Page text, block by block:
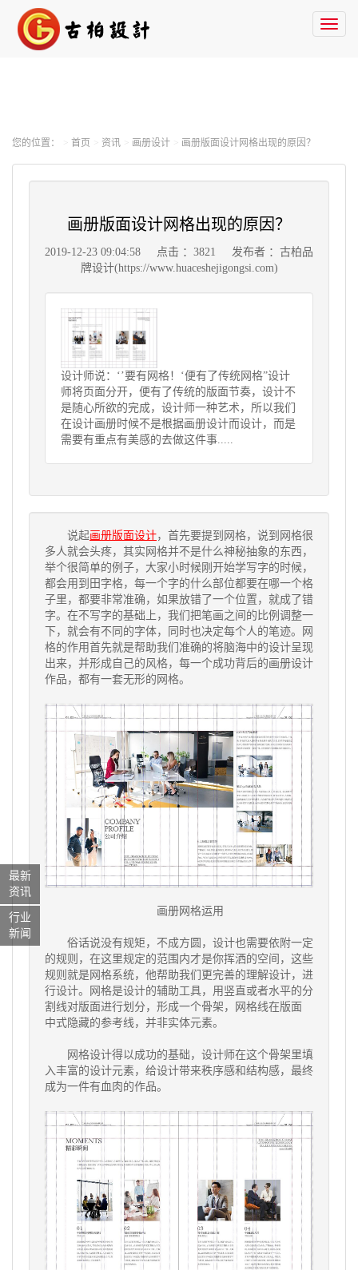
您的位置： 首页 资讯 画册设计 画册版面设计网格出现的原因？
画册版面设计网格出现的原因？
2019-12-23 09:04:58 点击 ：3821
发布者 ：古柏品
牌设计(https://www.huaceshejigongsi.com)
设计师说：‘’要有网格！‘便有了传统网格”设计
师将页面分开，便有了传统的版面节奏，设计不
是随心所欲的完成，设计师一种艺术，所以我们
在设计画册时候不是根据画册设计而设计，而是
需要有重点有美感的去做这件事.....
说起画册版面设计，首先要提到网格，说到网格很
多人就会头疼，其实网格并不是什么神秘抽象的东西，
举个很简单的例子，大家小时候刚开始学写字的时候，
都会用到田字格，每一个字的什么部位都要在哪一个格
子里，都要非常准确，如果放错了一个位置，就成了错
字。在不写字的基础上，我们把笔画之间的比例调整一
下，就会有不同的字体，同时也决定每个人的笔迹。网
格的作用首先就是帮助我们准确的将脑海中的设计呈现
出来，并形成自己的风格，每一个成功背后的画册设计
作品，都有一套无形的网格。
画册网格运用
俗话说没有规矩，不成方圆，设计也需要依附一定
的规则，在这里规定的范围内才是你挥洒的空间，这些
规则就是网格系统，他帮助我们更完善的理解设计，进
行设计。网格是设计的辅助工具，用竖直或者水平的分
割线对版面进行划分，形成一个骨架，网格线在版面
中式隐藏的参考线，并非实体元素。
网格设计得以成功的基础，设计师在这个骨架里填
入丰富的设计元素，给设计带来秩序感和结构感，最终
成为一件有血肉的作品。
最新
资讯
行业
新闻